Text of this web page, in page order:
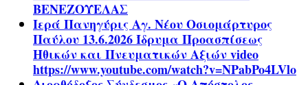
ΒΕΝΕΖΟΥΕΛΑΣ
Ιερά Πανηγύρις Αγ. Νέου Οσιομάρτυρος
Παύλου 13.6.2026 Ίδρυμα Προασπίσεως
Ηθικών και Πνευματικών Αξιών video
https://www.youtube.com/watch?v=NPabPo4LVlo